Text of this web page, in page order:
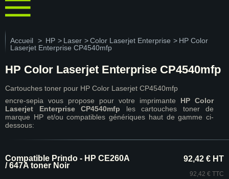
Accueil > HP > Laser >Color Laserjet Enterprise > HP Color
Laserjet Enterprise CP4540mfp
HP Color Laserjet Enterprise CP4540mfp
Cartouches toner pour HP Color Laserjet CP4540mfp
encre-sepia vous propose pour votre imprimante HP Color
Laserjet Enterprise CP4540mfp les cartouches toner de
marque HP et/ou compatibles génériques haut de gamme ci-
dessous:
Compatible Prindo - HP CE260A
/ 647A toner Noir
92,42 € HT
92,42 € TTC